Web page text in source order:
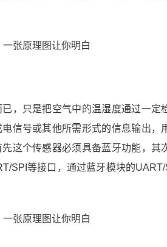
，只是把空气中的温湿度通过一定
信号或其他所需形式的信息输出，
这个传感器必须具备蓝牙功能，其
SPI等接口，通过蓝牙模块的